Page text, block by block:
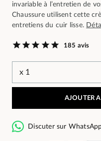
invariable à l’entretien de
Chaussure utilisent cette
entretiens du cuir lisse.
185 avis
AJOUTER
Discuter sur